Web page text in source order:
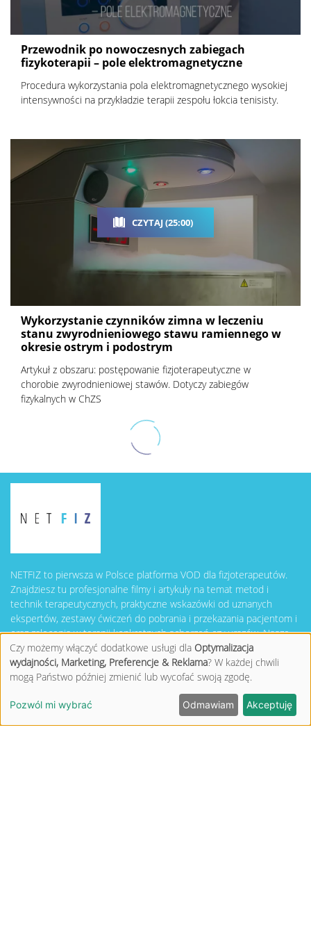
Przewodnik po nowoczesnych zabiegach
fizykoterapii – pole elektromagnetyczne
Procedura wykorzystania pola elektromagnetycznego wysokiej
intensywności na przykładzie terapii zespołu łokcia tenisisty.
CZYTAJ (25:00)
Wykorzystanie czynników zimna w leczeniu
stanu zwyrodnieniowego stawu ramiennego w
okresie ostrym i podostrym
Artykuł z obszaru: postępowanie fizjoterapeutyczne w
chorobie zwyrodnieniowej stawów. Dotyczy zabiegów
fizykalnych w ChZS
NETFIZ to pierwsza w Polsce platforma VOD dla fizjoterapeutów.
Znajdziesz tu profesjonalne filmy i artykuły na temat metod i
technik terapeutycznych, praktyczne wskazówki od uznanych
ekspertów, zestawy ćwiczeń do pobrania i przekazania pacjentom i
oraz zalecenia w terapii konkretnych schorzeń czy urazów. Nasze
materiały powstają we współpracy z najlepszymi specjalistami z
zakresu fizjoterapii i ortopedii.
VOUCHER
KONTAKT
Czy możemy włączyć dodatkowe usługi dla Optymalizacja
wydajności, Marketing, Preferencje & Reklama? W każdej chwili
mogą Państwo później zmienić lub wycofać swoją zgodę.
Pozwól mi wybrać Odmawiam Akceptuję